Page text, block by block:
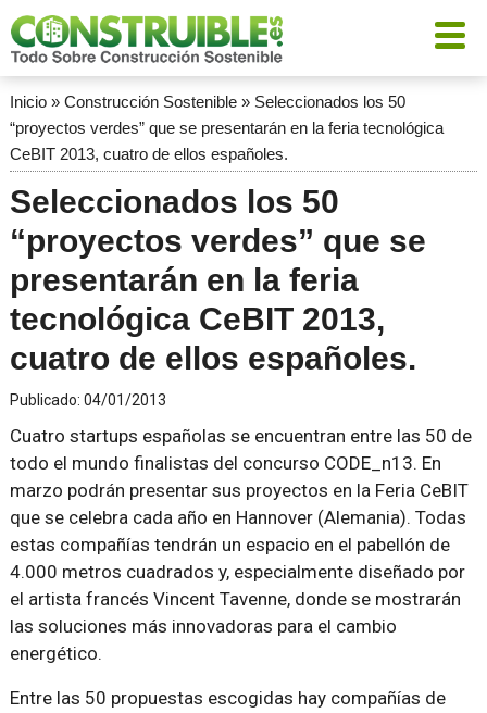
Inicio» Construcción Sostenible» Seleccionados los 50
“proyectos verdes” que se presentarán en la feria tecnológica
CeBIT 2013, cuatro de ellos españoles.
Seleccionados los 50
“proyectos verdes” que se
presentarán en la feria
tecnológica CeBIT 2013,
cuatro de ellos españoles.
Publicado: 04/01/2013
Cuatro startups españolas se encuentran entre las 50 de
todo el mundo finalistas del concurso CODE_n13. En
marzo podrán presentar sus proyectos en la Feria CeBIT
que se celebra cada año en Hannover (Alemania). Todas
estas compañías tendrán un espacio en el pabellón de
4.000 metros cuadrados y, especialmente diseñado por
el artista francés Vincent Tavenne, donde se mostrarán
las soluciones más innovadoras para el cambio
energético.
Entre las 50 propuestas escogidas hay compañías de